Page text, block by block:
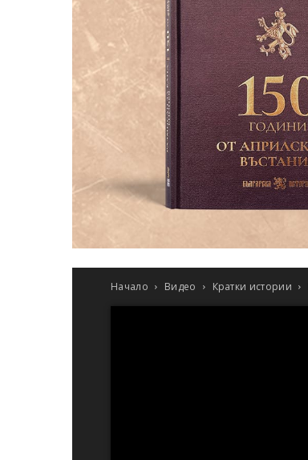
Начало Видео Кратки истории